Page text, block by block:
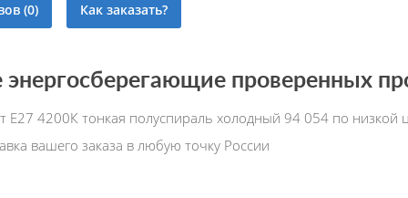
(0) Как заказать?
проверенных
Е27 4200К тонкая полуспираль холодный 94 054 по низкой
вашего заказа в любую точку России